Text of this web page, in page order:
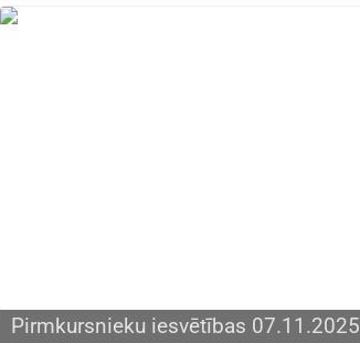
Pirmkursnieku iesvētības 07.11.2025